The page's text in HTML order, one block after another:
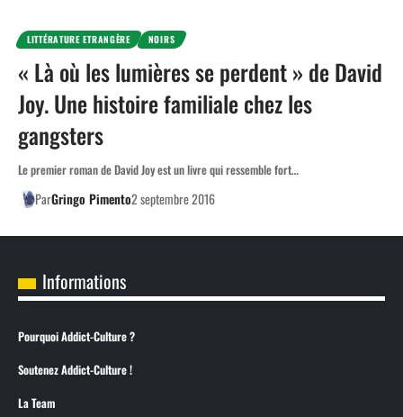
LITTÉRATURE ETRANGÈRE NOIRS
« Là où les lumières se perdent » de David
Joy. Une histoire familiale chez les
gangsters
Le premier roman de David Joy est un livre qui ressemble fort…
ParGringo Pimento2 septembre 2016
Informations
Pourquoi Addict-Culture ?
Soutenez Addict-Culture !
La Team